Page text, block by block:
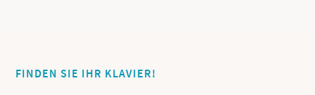
FINDEN SIE IHR KLAVIER!